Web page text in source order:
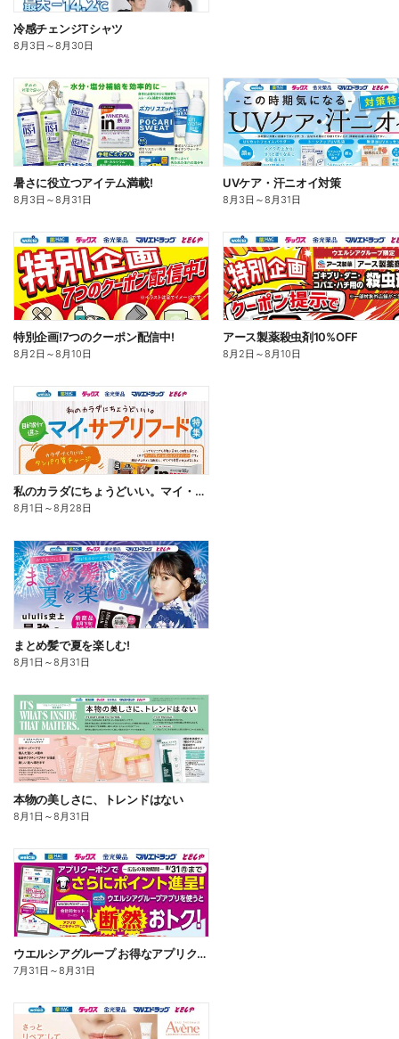
冷感チェンジTシャツ
8月3日 ～8月30日
暑さに役立つアイテム満載!
8月3日 ～8月31日
UVケア・汗ニオイ対策
8月3日 ～8月31日
特別企画!7つのクーポン配信中!
8月2日 ～8月10日
アース製薬殺虫剤10%OFF
8月2日 ～8月10日
私のカラダにちょうどいい。マイ・サプリフード
8月1日 ～8月28日
まとめ髪で夏を楽しむ!
8月1日 ～8月31日
本物の美しさに、トレンドはない
8月1日 ～8月31日
ウエルシアグループ お得なアプリクーポン
7月31日 ～8月31日